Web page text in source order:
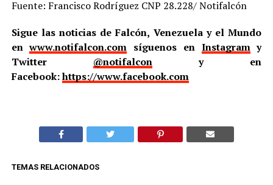
Fuente: Francisco Rodríguez CNP 28.228/ Notifalcón
Sigue las noticias de Falcón, Venezuela y el Mundo
enwww.notifalcon.com síguenos en Instagramy
Twitter @notifalcony en
Facebook:https://www.facebook.com
TEMAS RELACIONADOS